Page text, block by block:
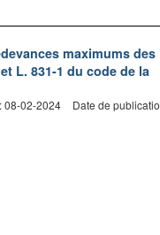
maximums des
L. 831-1 du code de la
08-02-2024
Date de